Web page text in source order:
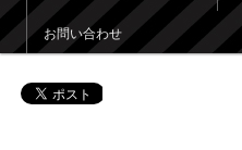
お問い合わせ